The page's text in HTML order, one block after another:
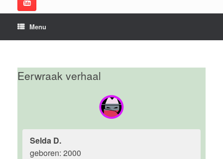
Menu
Eerwraak verhaal
Selda D.
geboren: 2000